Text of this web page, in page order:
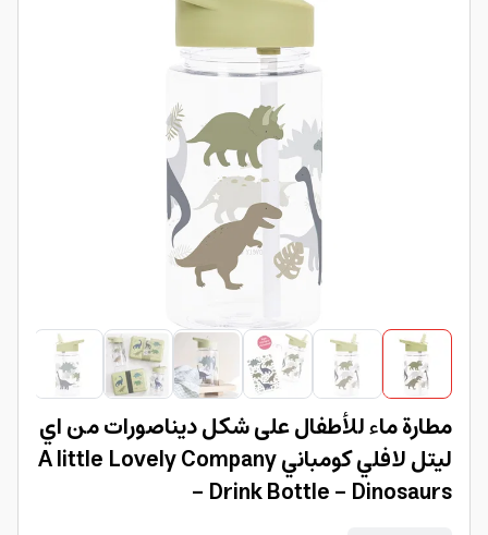
مطارة ماء للأطفال على شكل ديناصورات من اي
ليتل لافلي كومباني A little Lovely Company
- Drink Bottle - Dinosaurs